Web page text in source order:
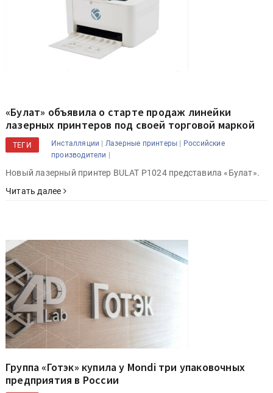
«Булат» объявила о старте продаж линейки
лазерных принтеров под своей торговой маркой
ТЕГИ Инсталляции | Лазерные принтеры | Российские
производители |
Новый лазерный принтер BULAT P1024 представила «Булат».
Читать далее
Группа «Готэк» купила у Mondi три упаковочных
предприятия в России